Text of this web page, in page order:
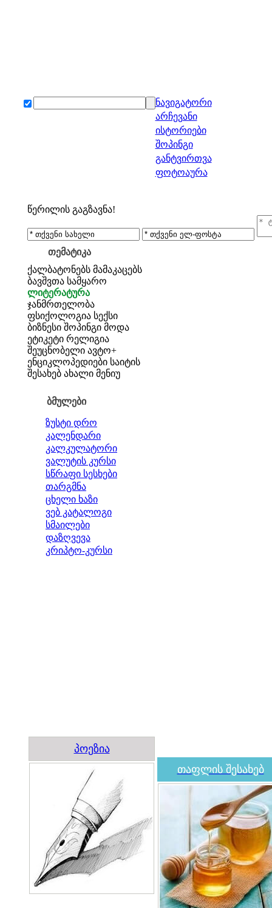
ნავიგატორი
არჩევანი
ისტორიები
შოპინგი
განტვირთვა
ფოტოაურა
წერილის გაგზავნა!
თემატიკა
ქალბატონებს მამაკაცებს
ბავშვთა სამყარო
ლიტერატურა
ჯანმრთელობა
ფსიქოლოგია სექსი
ბიზნესი შოპინგი მოდა
ეტიკეტი რელიგია
შეუცნობელი ავტო+
ენციკლოპედიები საიტის
შესახებ ახალი მენიუ
ბმულები
ზუსტი დრო
კალენდარი
კალკულატორი
ვალუტის კურსი
სწრაფი სესხები
თარგმნა
ცხელი ხაზი
ვებ კატალოგი
სმაილები
დაზღვევა
კრიპტო-კურსი
პოეზია
თაფლის შესახებ